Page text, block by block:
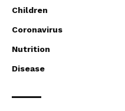
Children
Coronavirus
Nutrition
Disease